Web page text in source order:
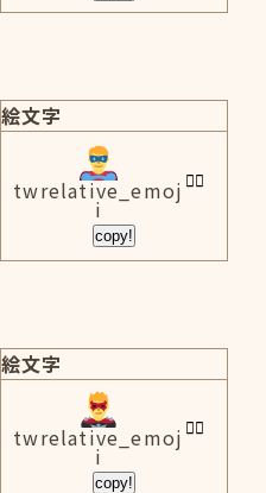
絵文字
twrelative_emoj
i
copy!
絵文字
twrelative_emoj
i
copy!